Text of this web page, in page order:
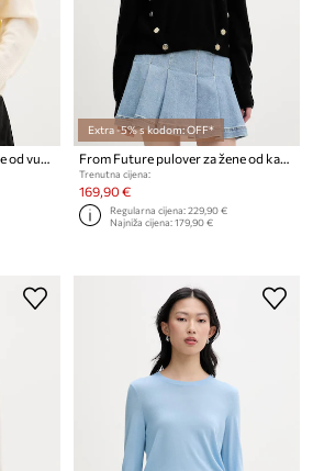
From Future pulover za žene od vune
Extra -5% s kodom: OFF*
From Future pulover za žene od kašmira
Trenutna cijena:
169,90 €
Regularna cijena:229,90 €
Najniža cijena:179,90 €